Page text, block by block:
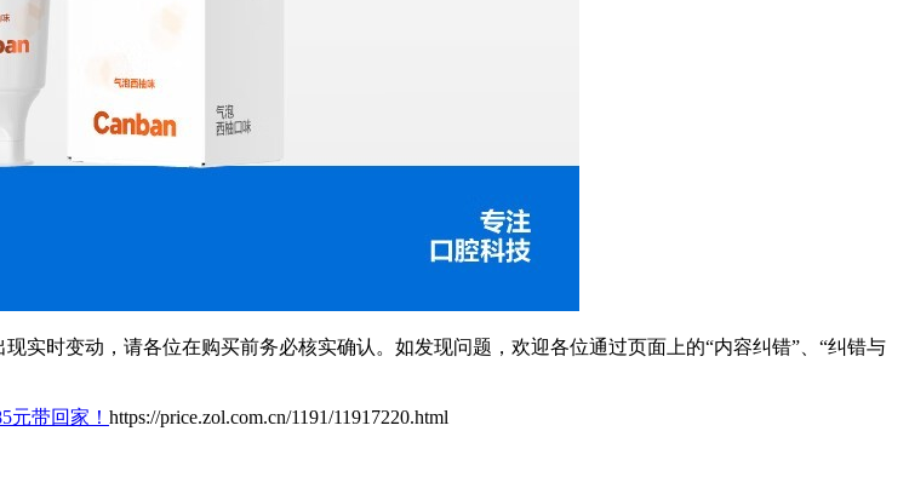
实时变动，请各位在购买前务必核实确认。如发现问题，欢迎各位通过页面上的“内容纠错”、“纠错与
元带回家！ https://price.zol.com.cn/1191/11917220.html